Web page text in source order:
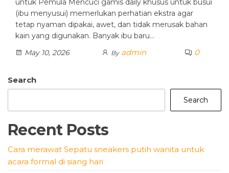
untuk Pemula Mencuci gamis daily khusus untuk busui
(ibu menyusui) memerlukan perhatian ekstra agar
tetap nyaman dipakai, awet, dan tidak merusak bahan
kain yang digunakan. Banyak ibu baru…
May 10, 2026
By admin 0
Search
Search
Recent Posts
Cara merawat Sepatu sneakers putih wanita untuk
acara formal di siang hari